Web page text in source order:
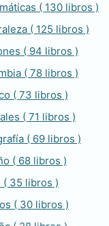
( 130 libros )
( 125 libros )
( 94 libros )
( 78 libros )
( 73 libros )
( 71 libros )
( 69 libros )
( 68 libros )
( 35 libros )
( 30 libros )